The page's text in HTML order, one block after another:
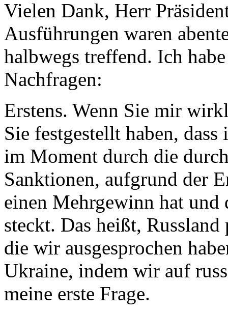
Vielen Dank, Herr
Ausführungen waren
halbwegs treffend. Ich
Nachfragen:
Erstens. Wenn Sie mir
Sie festgestellt haben,
im Moment durch die
Sanktionen, aufgrund der
einen Mehrgewinn hat
steckt. Das heißt,
die wir ausgesprochen
Ukraine, indem wir auf
meine erste Frage.